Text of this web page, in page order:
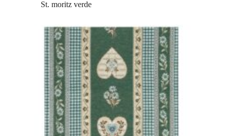
St. moritz verde